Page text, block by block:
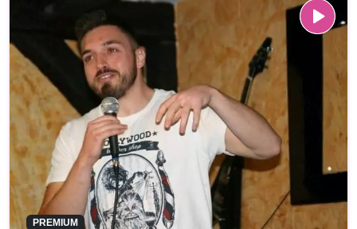
PREMIUM